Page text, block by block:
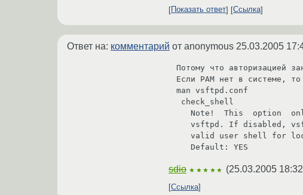
Показать ответ Ссылка
Ответ на: комментарий от anonymous 25.03.2005
Потому что авторизацией
Если РАМ нет в системе, то
man vsftpd.conf
   Default: YES
sdio ★★★★★ (25.03.2005
Ссылка